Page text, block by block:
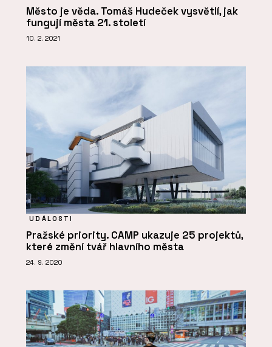
Město je věda. Tomáš Hudeček vysvětlí, jak
fungují města 21. století
10. 2. 2021
UDÁLOSTI
Pražské priority. CAMP ukazuje 25 projektů,
které změní tvář hlavního města
24. 9. 2020